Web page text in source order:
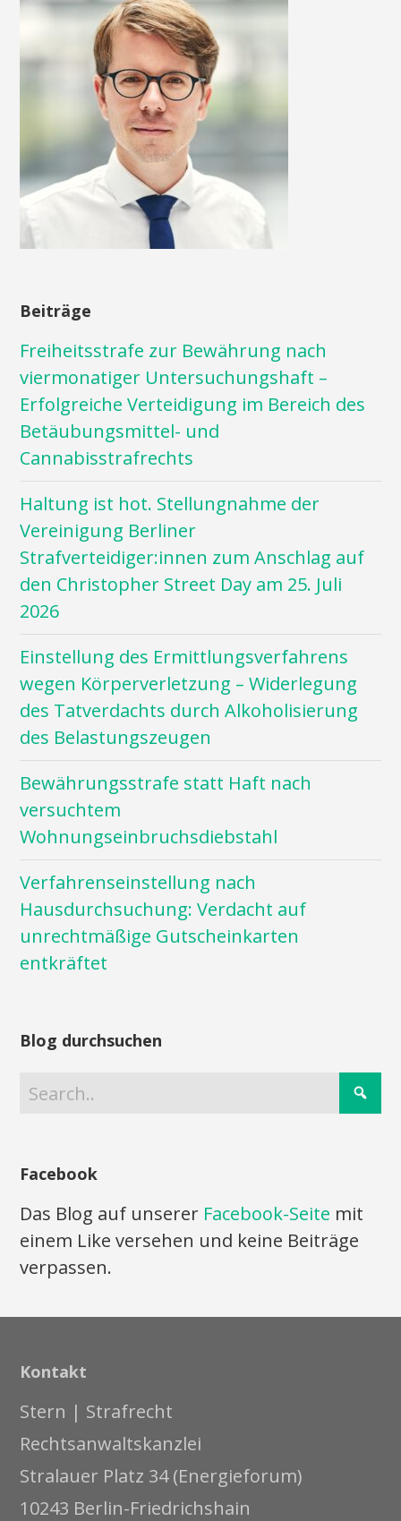
Beiträge
Freiheitsstrafe zur Bewährung nach
viermonatiger Untersuchungshaft –
Erfolgreiche Verteidigung im Bereich des
Betäubungsmittel- und
Cannabisstrafrechts
Haltung ist hot. Stellungnahme der
Vereinigung Berliner
Strafverteidiger:innen zum Anschlag auf
den Christopher Street Day am 25. Juli
2026
Einstellung des Ermittlungsverfahrens
wegen Körperverletzung – Widerlegung
des Tatverdachts durch Alkoholisierung
des Belastungszeugen
Bewährungsstrafe statt Haft nach
versuchtem
Wohnungseinbruchsdiebstahl
Verfahrenseinstellung nach
Hausdurchsuchung: Verdacht auf
unrechtmäßige Gutscheinkarten
entkräftet
Blog durchsuchen
Facebook
Das Blog auf unserer Facebook-Seite mit
einem Like versehen und keine Beiträge
verpassen.
Kontakt
Stern | Strafrecht
Rechtsanwaltskanzlei
Stralauer Platz 34 (Energieforum)
10243 Berlin-Friedrichshain